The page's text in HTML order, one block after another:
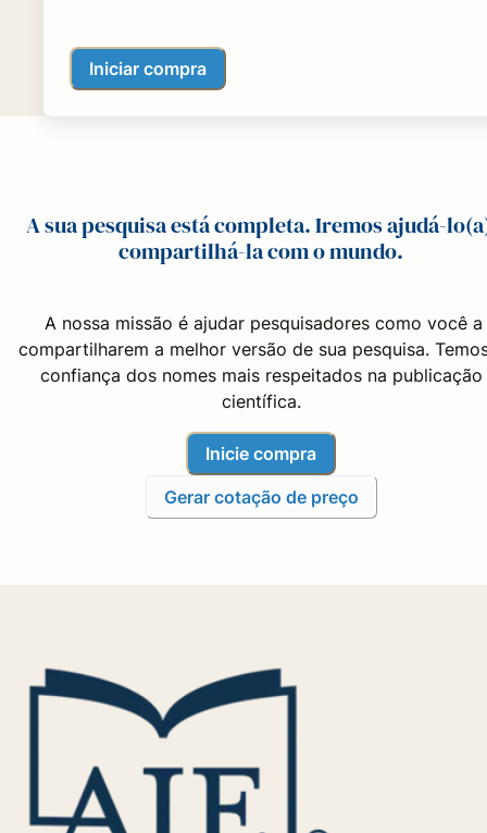
Iniciar compra
A sua pesquisa está completa. Iremos ajudá-
compartilhá-la com o mundo.
A nossa missão é ajudar pesquisadores como você a
compartilharem a melhor versão de sua pesquisa.
confiança dos nomes mais respeitados na publicação
científica.
Inicie compra
Gerar cotação de preço